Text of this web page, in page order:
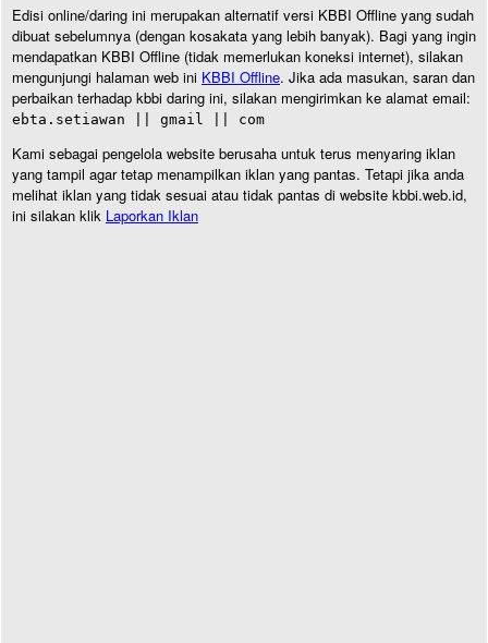
Edisi online/daring ini merupakan alternatif versi KBBI Offline yang sudah
dibuat sebelumnya (dengan kosakata yang lebih banyak). Bagi yang ingin
mendapatkan KBBI Offline (tidak memerlukan koneksi internet), silakan
mengunjungi halaman web ini KBBI Offline. Jika ada masukan, saran dan
perbaikan terhadap kbbi daring ini, silakan mengirimkan ke alamat email:
ebta.setiawan || gmail || com
Kami sebagai pengelola website berusaha untuk terus menyaring iklan
yang tampil agar tetap menampilkan iklan yang pantas. Tetapi jika anda
melihat iklan yang tidak sesuai atau tidak pantas di website kbbi.web.id,
ini silakan klik Laporkan Iklan